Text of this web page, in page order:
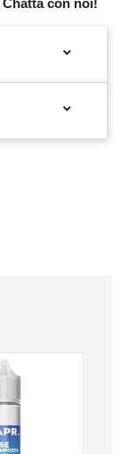
Chatta con noi!

